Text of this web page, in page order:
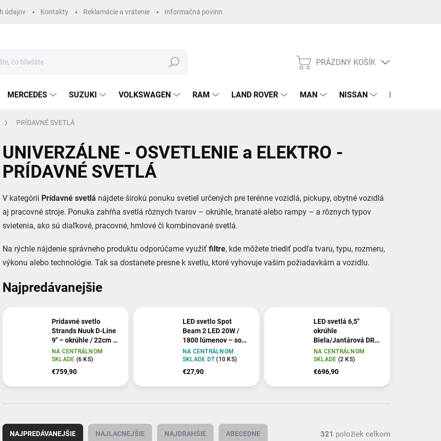
údajov Kontakty Reklamácie a vrátenie Informačná povinnost GDPR ku kontaktnému formuláru
Hľadať
NÁKUPNÝ
PRÁZDNY KOŠÍK
MERCEDES SUZUKI VOLKSWAGEN RAM LAND ROVER MAN NISSAN RENAULT
PRÍDAVNÉ SVETLÁ
UNIVERZÁLNE - OSVETLENIE a ELEKTRO -
PRÍDAVNÉ SVETLÁ
V kategórii Prídavné svetlá nájdete širokú ponuku svetiel určených pre terénne vozidlá, pickupy, obytné vozidlá
aj pracovné stroje. Ponuka zahŕňa svetlá rôznych tvarov – okrúhle, hranaté alebo rampy – a rôznych typov
svietenia, ako sú diaľkové, pracovné, hmlové či kombinované svetlá.
Na rýchle nájdenie správneho produktu odporúčame využiť filtre, kde môžete triediť podľa tvaru, typu, rozmeru,
výkonu alebo technológie. Tak sa dostanete presne k svetlu, ktoré vyhovuje vašim požiadavkám a vozidlu.
Najpredávanejšie
Prídavné svetlo
Strands Nuuk D-Line
9" – okrúhle / 22cm /
185 W, sada 2 ks
NA CENTRÁLNOM
SKLADE (6 KS)
€759,90
LED svetlo Spot
Beam 2 LED 20W /
1800 lúmenov – so
spodným uchytením
NA CENTRÁLNOM
SKLADE DT(10 KS)
€27,90
LED svetlá 6,5"
okrúhle
Biela/Jantárová DRL
Rough Country
NA CENTRÁLNOM
SKLADE (2 KS)
€696,90
a
NAJPREDÁVANEJŠIE NAJLACNEJŠIE NAJDRAHŠIE ABECEDNE 321 položiek celkom